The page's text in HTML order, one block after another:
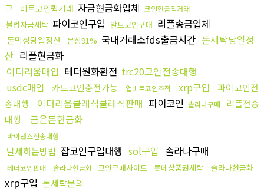
크
비트코인퀵거래 자금현금화업체 코인현금직거래
불법자금세탁 파이코인구입 알트코인구매 리플송금업체
돈믹싱당일정산 문상91% 국내거래소fds출금시간 돈세탁당일정
산 리플현금화
이더리움매입 테더원화환전 trc20코인전송대행
usdc매입
카드코인충전가능 업비트코인추적 xrp구입
파이코인전
송대행
이더리움클레식클레식판매 파이코인 솔라나구매
리플전송
대행
금은돈현금화
바이낸스전송대행
탈세하는방법 잡코인구입대행 sol구입 솔라나구매
테더코인판매 솔라나현금화 코인구매사이트 롯데상품권세탁 솔라나현금화
xrp구입 돈세탁문의